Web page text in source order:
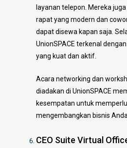
layanan telepon. Mereka
rapat yang modern dan
dapat disewa kapan saja.
UnionSPACE terkenal
yang kuat dan aktif.
Acara networking dan
diadakan di UnionSPACE
kesempatan untuk
mengembangkan bisnis Anda.
CEO Suite Virtual